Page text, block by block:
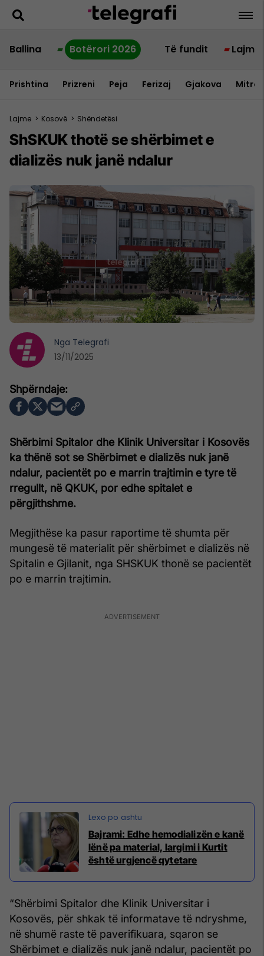
Ballina Botërori 2026 Të fundit Lajme
Prishtina Prizreni Peja Ferizaj Gjakova
Lajme > Kosovë > Shëndetësi
ShSKUK thotë se shërbimet e
dializës nuk janë ndalur
Shërbimi Spitalor dhe Klinik Universitar i Kosovës
ka thënë sot se Shërbimet e dializës nuk janë
ndalur, pacientët po e marrin trajtimin e tyre të
rregullt, në QKUK, por edhe spitalet e
përgjithshme.
Megjithëse ka pasur raportime të shumta për
mungesë të materialit për shërbimet e dializës në
Spitalin e Gjilanit, nga SHSKUK thonë se pacientët
po e marrin trajtimin.
Bajrami: Edhe hemodializën e kanë
lënë pa material, largimi i Kurtit
është urgjencë qytetare
“Shërbimi Spitalor dhe Klinik Universitar i
Kosovës, për shkak të informatave të ndryshme,
në shumë raste të paverifikuara, sqaron se
Shërbimet e dializës nuk janë ndalur, pacientët po
Nga Telegrafi
13/11/2025